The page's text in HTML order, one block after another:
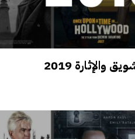
والإثارة 2019